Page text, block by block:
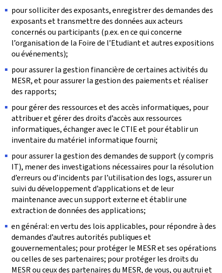
pour solliciter des exposants, enregistrer des demandes des
exposants et transmettre des données aux acteurs
concernés ou participants (p.ex. en ce qui concerne
l’organisation de la Foire de l’Etudiant et autres expositions
ou événements);
pour assurer la gestion financière de certaines activités du
MESR, et pour assurer la gestion des paiements et réaliser
des rapports;
pour gérer des ressources et des accès informatiques, pour
attribuer et gérer des droits d’accès aux ressources
informatiques, échanger avec le CTIE et pour établir un
inventaire du matériel informatique fourni;
pour assurer la gestion des demandes de support (y compris
IT), mener des investigations nécessaires pour la résolution
d’erreurs ou d’incidents par l’utilisation des logs, assurer un
suivi du développement d’applications et de leur
maintenance avec un support externe et établir une
extraction de données des applications;
en général: en vertu des lois applicables, pour répondre à des
demandes d’autres autorités publiques et
gouvernementales; pour protéger le MESR et ses opérations
ou celles de ses partenaires; pour protéger les droits du
MESR ou ceux des partenaires du MESR, de vous, ou autrui et